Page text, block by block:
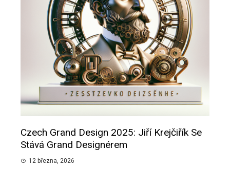
Jiří Krejčiřík Se
Smutný Pohled Na Voliče: Když
Sliby Nevyjdou